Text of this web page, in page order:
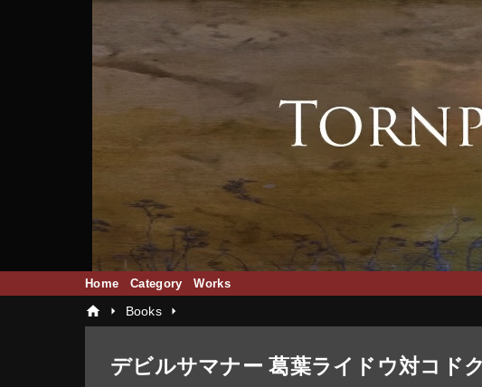
Home Category Works
home arrow_right Books arrow_right
デビルサマナー 葛葉ライドウ対コド